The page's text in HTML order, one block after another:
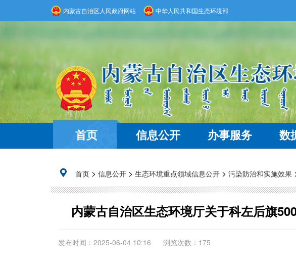
内蒙古自治区人民政府网站 中华人民共和国生态环境部
首页 信息公开 办事服务 数
首页 > 信息公开 > 生态环境重点领域信息公开 > 污染防治和实施效果
内蒙古自治区生态环境厅关于科左后旗
发布时间：2025-06-04 10:16 浏览次数：175